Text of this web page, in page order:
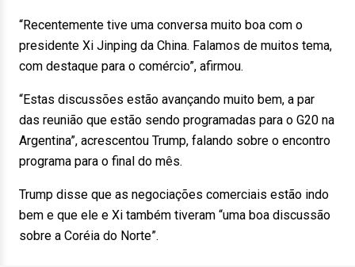
“Recentemente tive uma conversa muito boa com o
presidente Xi Jinping da China. Falamos de muitos tema,
com destaque para o comércio”, afirmou.
“Estas discussões estão avançando muito bem, a par
das reunião que estão sendo programadas para o G20 na
Argentina”, acrescentou Trump, falando sobre o encontro
programa para o final do mês.
Trump disse que as negociações comerciais estão indo
bem e que ele e Xi também tiveram “uma boa discussão
sobre a Coréia do Norte”.